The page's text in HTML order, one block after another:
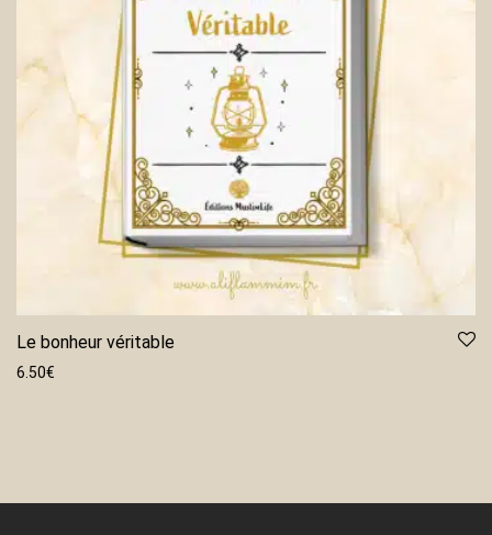
Le bonheur véritable
6.50€